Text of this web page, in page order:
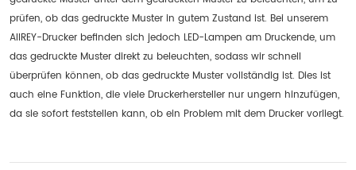
prüfen, ob das gedruckte Muster in gutem Zustand ist. Bei unserem
AIIREY-Drucker befinden sich jedoch LED-Lampen am Druckende, um
das gedruckte Muster direkt zu beleuchten, sodass wir schnell
überprüfen können, ob das gedruckte Muster vollständig ist. Dies ist
auch eine Funktion, die viele Druckerhersteller nur ungern hinzufügen,
da sie sofort feststellen kann, ob ein Problem mit dem Drucker vorliegt.